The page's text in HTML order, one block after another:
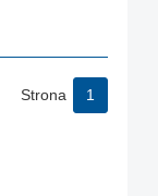
Strona 1